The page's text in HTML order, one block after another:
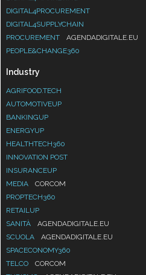
DIGITAL4PROCUREMENT
DIGITAL4SUPPLYCHAIN
PROCUREMENT
AGENDADIGITALE.EU
PEOPLE&CHANGE360
Industry
AGRIFOOD.TECH
AUTOMOTIVEUP
BANKINGUP
ENERGYUP
HEALTHTECH360
INNOVATION POST
INSURANCEUP
MEDIA
CORCOM
PROPTECH360
RETAILUP
SANITÀ
AGENDADIGITALE.EU
SCUOLA
AGENDADIGITALE.EU
SPACECONOMY360
TELCO
CORCOM